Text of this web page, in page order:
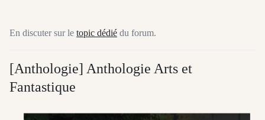
En discuter sur le topic dédié du forum.
[Anthologie] Anthologie Arts et
Fantastique